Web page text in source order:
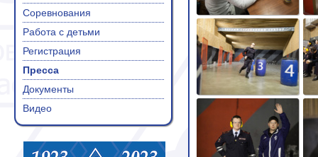
Соревнования
Работа с детьми
Регистрация
Пресса
Документы
Видео